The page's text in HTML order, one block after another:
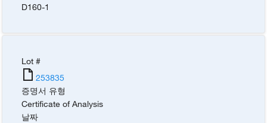
D160-1
Lot #
253835
증명서 유형
Certificate of Analysis
날짜